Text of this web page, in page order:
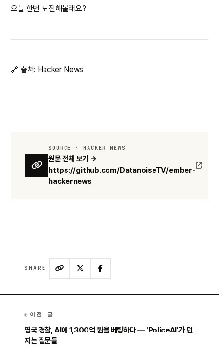
오늘 한번 도전해볼래요?
🔗 출처: Hacker News
SOURCE · HACKER NEWS
원문 전체 보기 →
https://github.com/DatanoiseTV/ember-
hackernews
SHARE
이전 글
영국 경찰, AI에 1,300억 원을 베팅하다 — 'PoliceAI'가 던
지는 질문들